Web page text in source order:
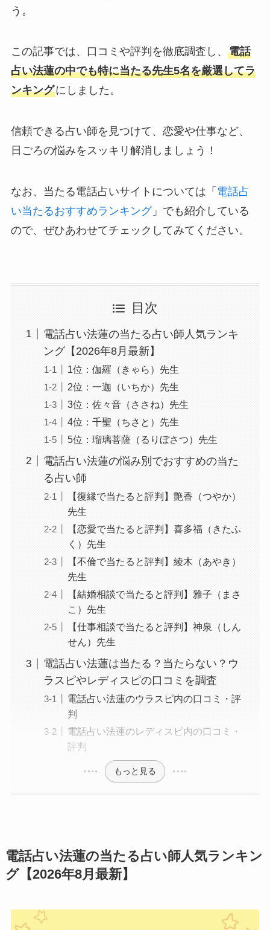
う。
この記事では、口コミや評判を徹底調査し、 電話
占い法蓮の中でも特に当たる先生5名を厳選してラ
ンキングにしました。
信頼できる占い師を見つけて、恋愛や仕事など、
日ごろの悩みをスッキリ解消しましょう！
なお、当たる電話占いサイトについては「 電話占
い当たるおすすめランキング」でも紹介している
ので、ぜひあわせてチェックしてみてください。
目次
電話占い法蓮の当たる占い師人気ランキ
ング【2026年8月最新】
1位：伽羅（きゃら）先生
2位：一迦（いちか）先生
3位：佐々音（ささね）先生
4位：千聖（ちさと）先生
5位：瑠璃菩薩（るりぼさつ）先生
電話占い法蓮の悩み別でおすすめの当た
る占い師
【復縁で当たると評判】艶香（つやか）
先生
【恋愛で当たると評判】喜多福（きたふ
く）先生
【不倫で当たると評判】綾木（あやき）
先生
【結婚相談で当たると評判】雅子（まさ
こ）先生
【仕事相談で当たると評判】神泉（しん
せん）先生
電話占い法蓮は当たる？当たらない？ウ
ラスピやレディスピの口コミを調査
電話占い法蓮のウラスピ内の口コミ・評
判
電話占い法蓮のレディスピ内の口コミ・
評判
もっと見る
電話占い法蓮の当たる占い師人気ランキン
グ【2026年8月最新】